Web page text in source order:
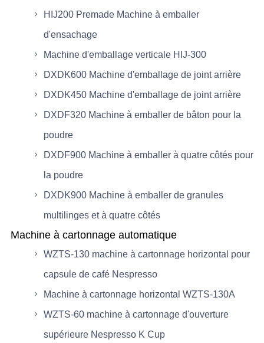
HIJ200 Premade Machine à emballer
d'ensachage
Machine d'emballage verticale HIJ-300
DXDK600 Machine d'emballage de joint arrière
DXDK450 Machine d'emballage de joint arrière
DXDF320 Machine à emballer de bâton pour la
poudre
DXDF900 Machine à emballer à quatre côtés pour
la poudre
DXDK900 Machine à emballer de granules
multilinges et à quatre côtés
Machine à cartonnage automatique
WZTS-130 machine à cartonnage horizontal pour
capsule de café Nespresso
Machine à cartonnage horizontal WZTS-130A
WZTS-60 machine à cartonnage d'ouverture
supérieure Nespresso K Cup